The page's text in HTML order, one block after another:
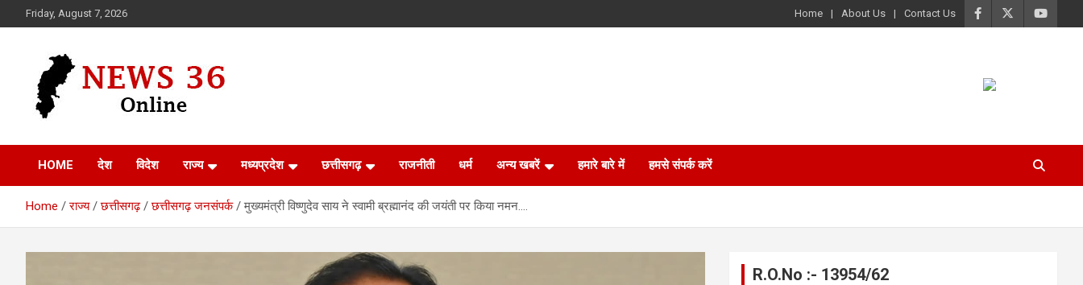
to
Friday, August 7, 2026 Home About Us Contact Us
News 36
HOME देश विदेश राज्य मध्यप्रदेश छत्तीसगढ़ राजनीती धर्म अन्य खबरें हमारे बारे में हमसे संपर्क करें
Home राज्य छत्तीसगढ़ छत्तीसगढ़ जनसंपर्क मुख्यमंत्री विष्णुदेव साय ने स्वामी ब्रह्मानंद की जयंती पर किया नमन….
R.O.No :- 13954/62